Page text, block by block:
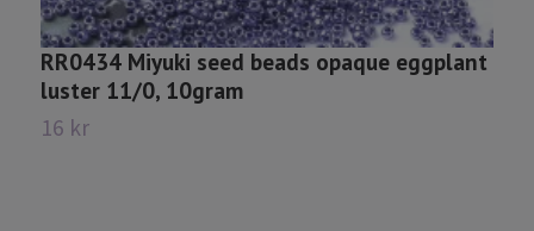
RR0434 Miyuki seed beads opaque eggplant
luster 11/0, 10gram
16 kr